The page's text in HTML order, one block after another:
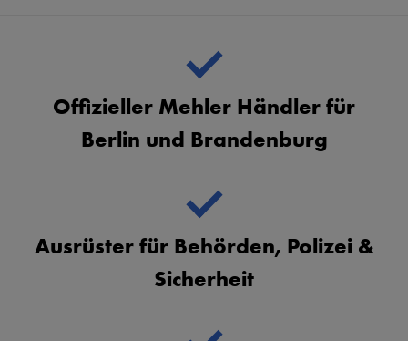
Offizieller Mehler Händler für
Berlin und Brandenburg
Ausrüster für Behörden, Polizei &
Sicherheit